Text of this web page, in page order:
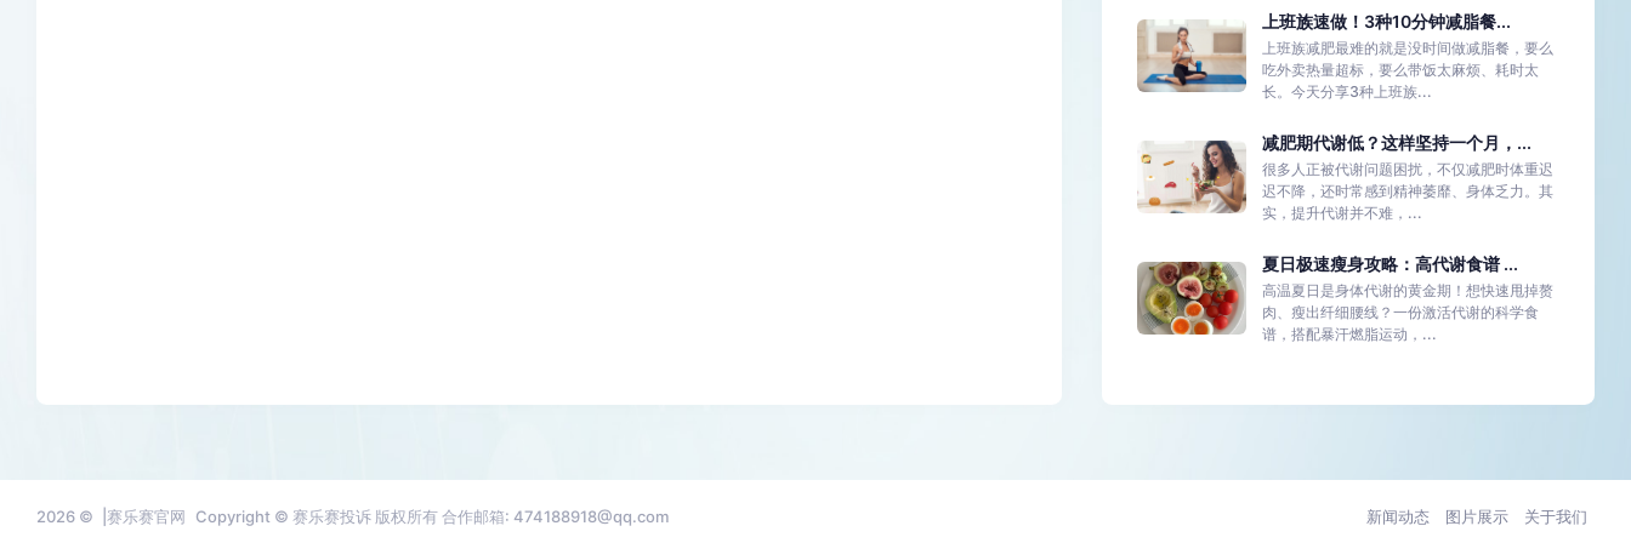
上班族速做！3种10分钟减脂餐...
上班族减肥最难的就是没时间做减脂餐，要么
吃外卖热量超标，要么带饭太麻烦、耗时太
长。今天分享3种上班族...
减肥期代谢低？这样坚持一个月，...
很多人正被代谢问题困扰，不仅减肥时体重迟
迟不降，还时常感到精神萎靡、身体乏力。其
实，提升代谢并不难，...
夏日极速瘦身攻略：高代谢食谱 ...
高温夏日是身体代谢的黄金期！想快速甩掉赘
肉、瘦出纤细腰线？一份激活代谢的科学食
谱，搭配暴汗燃脂运动，...
2026 © |赛乐赛官网 Copyright © 赛乐赛投诉 版权所有 合作邮箱: 474188918@qq.com 新闻动态 图片展示 关于我们